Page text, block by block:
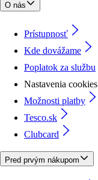
O nás
Prístupnosť
Kde dovážame
Poplatok za službu
Nastavenia cookies
Možnosti platby
Tesco.sk
Clubcard
Pred prvým nákupom